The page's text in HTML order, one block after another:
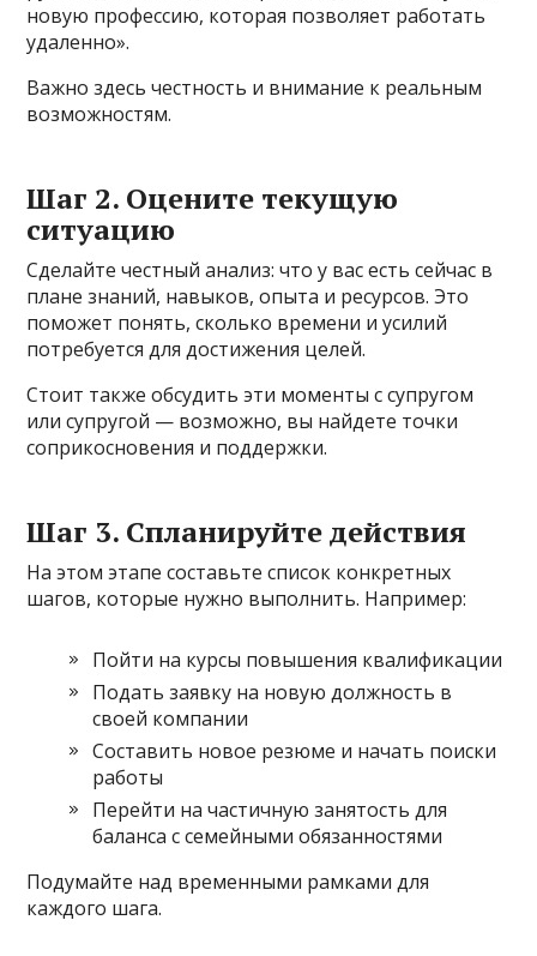
новую профессию, которая позволяет работать
удаленно».
Важно здесь честность и внимание к реальным
возможностям.
Шаг 2. Оцените текущую
ситуацию
Сделайте честный анализ: что у вас есть сейчас в
плане знаний, навыков, опыта и ресурсов. Это
поможет понять, сколько времени и усилий
потребуется для достижения целей.
Стоит также обсудить эти моменты с супругом
или супругой — возможно, вы найдете точки
соприкосновения и поддержки.
Шаг 3. Спланируйте действия
На этом этапе составьте список конкретных
шагов, которые нужно выполнить. Например:
Пойти на курсы повышения квалификации
Подать заявку на новую должность в
своей компании
Составить новое резюме и начать поиски
работы
Перейти на частичную занятость для
баланса с семейными обязанностями
Подумайте над временными рамками для
каждого шага.